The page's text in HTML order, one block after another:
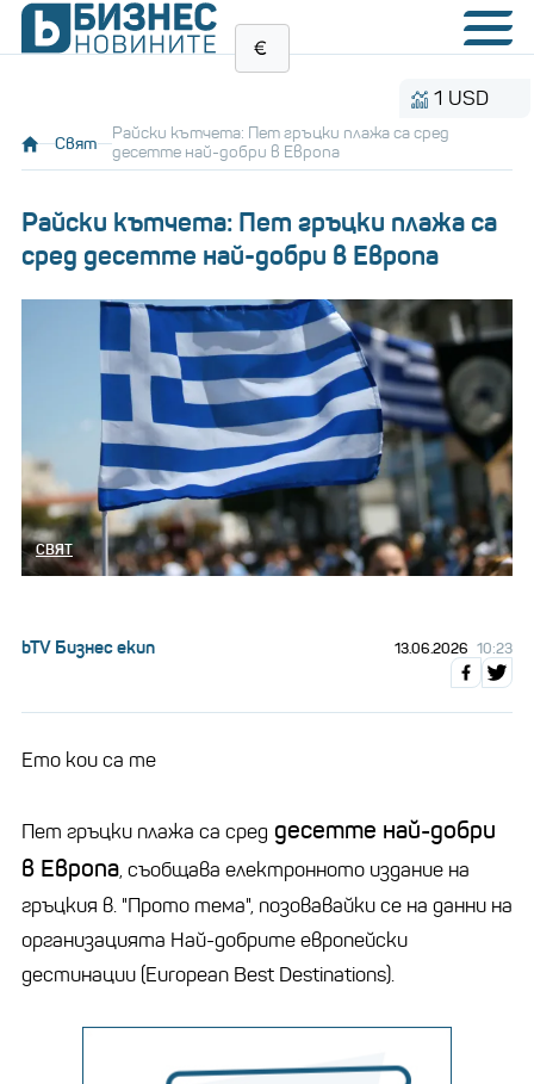
1 USD
Свят
Райски кътчета: Пет гръцки плажа са сред
десетте най-добри в Европа
Райски кътчета: Пет гръцки плажа са
сред десетте най-добри в Европа
СВЯТ
bTV Бизнес екип 13.06.2026 10:23
Ето кои са те
Пет гръцки плажа са сред десетте най-добри
в Европа, съобщава електронното издание на
гръцкия в. "Прото тема", позовавайки се на данни на
организацията Най-добрите европейски
дестинации (European Best Destinations).